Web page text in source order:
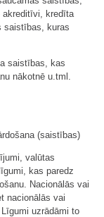
akreditīvi, kredīta
saistības, kuras
saistības, kas
nākotnē u.tml.
(saistības)
valūtas
kas paredz
Nacionālās vai
nacionālās vai
uzrādāmi to